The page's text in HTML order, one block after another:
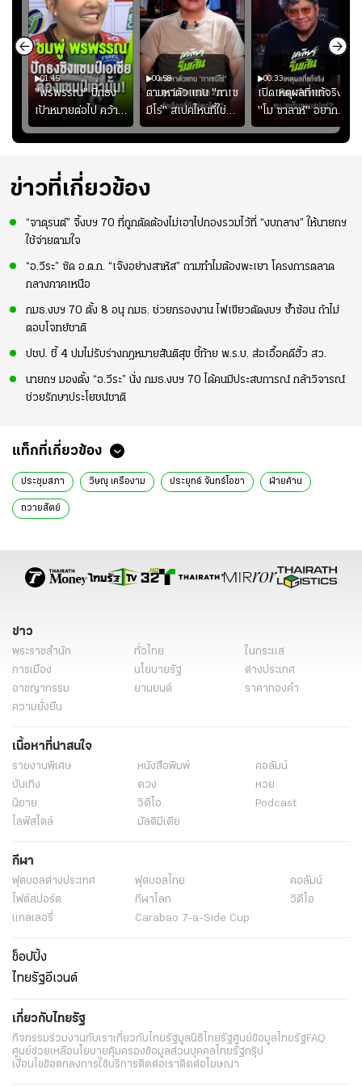
01:45
"พรพรรณ" ปักธง
เป้าหมายต่อไป คว้า
แชมป์ชิงแชมป์
เอเชีย เพื่อตั๋ว
00:58
ตามหาตัวแทน "กาเซ
มีโร่" สเปคไหนที่ใช่
สำหรับแมนยูยุค
"คาร์ริค 2.0"?
00:33
เปิดเหตุผลที่แท้จริงที่
"โม ซาลาห์" อยาก
ย้ายซบ "แทร็บซอนส
ปอร์"
ข่าวที่เกี่ยวข้อง
“จาตุรนต์” จี้งบฯ 70 ที่ถูกตัดต้องไม่เอาไปกองรวมไว้ที่ “งบกลาง” ให้นายกฯ
ใช้จ่ายตามใจ
“อ.วีระ” ซัด อ.ต.ก. “เจ๊งอย่างสาหัส” ถามทำไมต้องพะเยา โครงการตลาด
กลางภาคเหนือ
กมธ.งบฯ 70 ตั้ง 8 อนุ กมธ. ช่วยกรองงาน ไฟเขียวตัดงบฯ ซ้ำซ้อน ถ้าไม่
ตอบโจทย์ชาติ
ปชป. ชี้ 4 ปมไม่รับร่างกฎหมายสันติสุข ชี้ท้าย พ.ร.บ. ส่อเอื้อคดีฮั้ว สว.
นายกฯ มองตั้ง “อ.วีระ” นั่ง กมธ.งบฯ 70 ได้คนมีประสบการณ์ กล้าวิจารณ์
ช่วยรักษาประโยชน์ชาติ
แท็กที่เกี่ยวข้อง
ประชุมสภา วิษณุ เครืองาม ประยุทธ์ จันทร์โอชา ฝ่ายค้าน
ถวายสัตย์
ข่าว
พระราชสำนัก ทั่วไทย
ในกระแส
การเมือง
นโยบายรัฐ
ต่างประเทศ
อาชญากรรม
ยานยนต์
ราคาทองคำ
ความยั่งยืน
เนื้อหาที่น่าสนใจ
รายงานพิเศษ หนังสือพิมพ์
คอลัมน์
บันเทิง
ดวง
หวย
นิยาย
วิดีโอ
Podcast
ไลฟ์สไตล์
มัลติมีเดีย
กีฬา
ฟุตบอลต่่างประเทศ ฟุตบอลไทย
คอลัมน์
ไฟต์สปอร์ต
กีฬาโลก
วิดีโอ
แกลเลอรี่
Carabao 7-a-Side Cup
ช็อปปิ้ง
ไทยรัฐอีเวนต์
เกี่ยวกับไทยรัฐ
กิจกรรมร่วมงานกับเราเกี่ยวกับไทยรัฐมูลนิธิไทยรัฐศูนย์ข้อมูลไทยรัฐFAQ
ศูนย์ช่วยเหลือนโยบายคุ้มครองข้อมูลส่วนบุคคลไทยรัฐกรุ๊ป
เงื่อนไขข้อตกลงการใช้บริการติดต่อเราติดต่อโฆษณา